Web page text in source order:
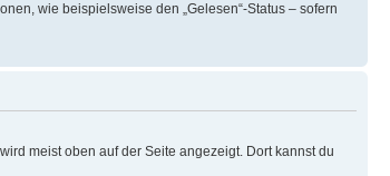
wie beispielsweise den „Gelesen“-Status – sofern
meist oben auf der Seite angezeigt. Dort kannst du